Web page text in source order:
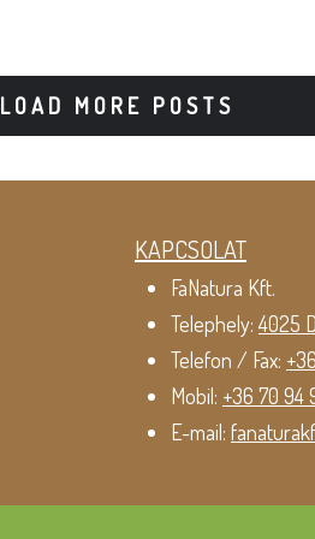
LOAD MORE POSTS
KAPCSOLAT
FaNatura Kft.
Telephely:4025
Telefon / Fax:
Mobil: +36 70 94
E-mail: